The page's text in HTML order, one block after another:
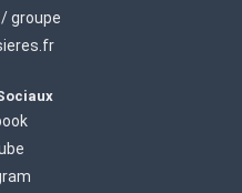
groupe